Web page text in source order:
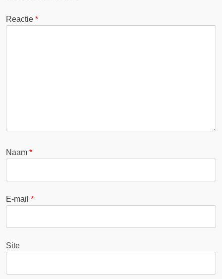
Reactie *
Naam *
E-mail *
Site